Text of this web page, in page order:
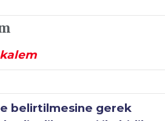
belirtilmesine gerek